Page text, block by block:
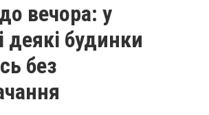
вечора: у
деякі будинки
без